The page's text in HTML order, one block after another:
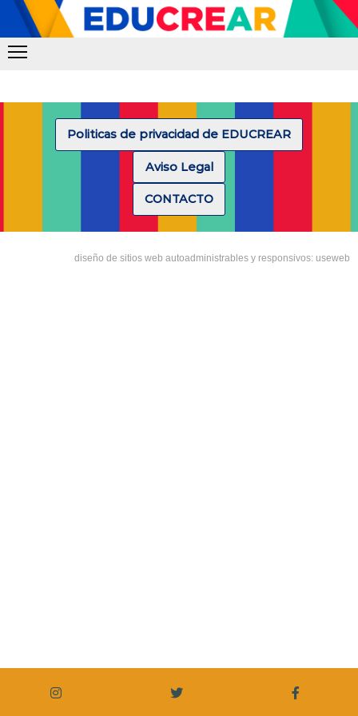
Politicas de privacidad de EDUCREAR
Aviso Legal
CONTACTO
diseño de sitios web autoadministrables y responsivos: useweb